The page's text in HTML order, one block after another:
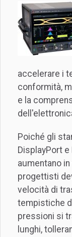
accelerare i
conformità,
e la
Poiché gli
DisplayPort
aumentano
progettisti
velocità di
tempistiche
pressioni si
lunghi,